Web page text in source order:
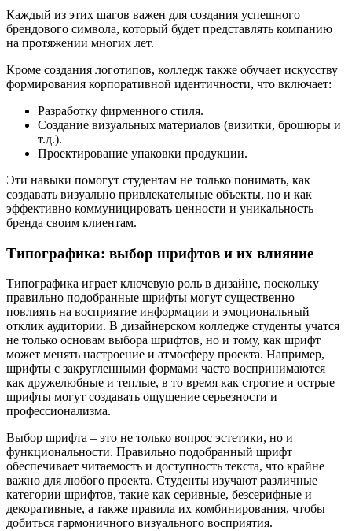
Каждый из этих шагов важен для создания успешного
брендового символа, который будет представлять компанию
на протяжении многих лет.
Кроме создания логотипов, колледж также обучает искусству
формирования корпоративной идентичности, что включает:
Разработку фирменного стиля.
Создание визуальных материалов (визитки, брошюры и
т.д.).
Проектирование упаковки продукции.
Эти навыки помогут студентам не только понимать, как
создавать визуально привлекательные объекты, но и как
эффективно коммуницировать ценности и уникальность
бренда своим клиентам.
Типографика: выбор шрифтов и их влияние
Типографика играет ключевую роль в дизайне, поскольку
правильно подобранные шрифты могут существенно
повлиять на восприятие информации и эмоциональный
отклик аудитории. В дизайнерском колледже студенты учатся
не только основам выбора шрифтов, но и тому, как шрифт
может менять настроение и атмосферу проекта. Например,
шрифты с закругленными формами часто воспринимаются
как дружелюбные и теплые, в то время как строгие и острые
шрифты могут создавать ощущение серьезности и
профессионализма.
Выбор шрифта – это не только вопрос эстетики, но и
функциональности. Правильно подобранный шрифт
обеспечивает читаемость и доступность текста, что крайне
важно для любого проекта. Студенты изучают различные
категории шрифтов, такие как серивные, безсерифные и
декоративные, а также правила их комбинирования, чтобы
добиться гармоничного визуального восприятия.